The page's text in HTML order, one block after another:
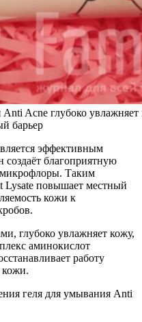
Acne глубоко
барьер
эффективным
благоприятную
микрофлоры. Таким
Lysate повышает местный
кожи к
глубоко увлажняет кожу,
аминокислот
работу
кожи.
геля для умывания Anti